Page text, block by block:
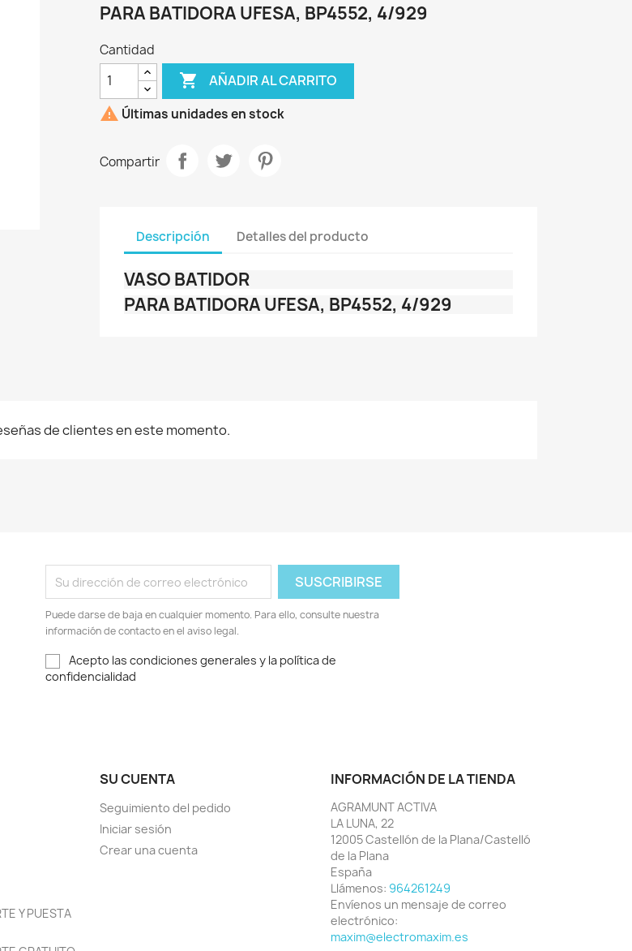
PARA BATIDORA UFESA, BP4552, 4/929
Cantidad
 AÑADIR AL CARRITO
 Últimas unidades en stock
Compartir
Descripción Detalles del producto
VASO BATIDOR
PARA BATIDORA UFESA, BP4552, 4/929
de clientes en este momento.
Puede darse de baja en cualquier momento. Para ello, consulte nuestra
información de contacto en el aviso legal.
Acepto las condiciones generales y la política de
confidencialidad
Y PUESTA
SU CUENTA
Seguimiento del pedido
Iniciar sesión
Crear una cuenta
INFORMACIÓN DE LA TIENDA
AGRAMUNT ACTIVA
LA LUNA, 22
12005 Castellón de la Plana/Castelló
de la Plana
España
Llámenos: 964261249
Envíenos un mensaje de correo
electrónico:
maxim@electromaxim.es